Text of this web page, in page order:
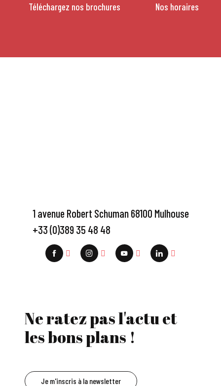
Téléchargez nos brochures Nos horaires
1 avenue Robert Schuman 68100 Mulhouse
+33 (0)389 35 48 48
Ne ratez pas l'actu et
les bons plans !
Je m'inscris à la newsletter